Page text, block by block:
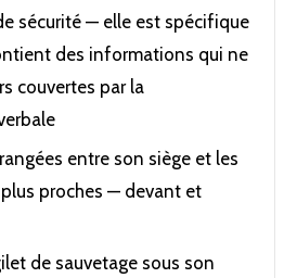
sécurité — elle est spécifique
des informations qui ne
couvertes par la
entre son siège et les
proches — devant et
de sauvetage sous son